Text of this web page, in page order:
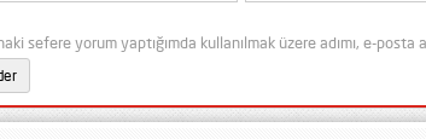
sefere yorum yaptığımda kullanılmak üzere adımı, e-